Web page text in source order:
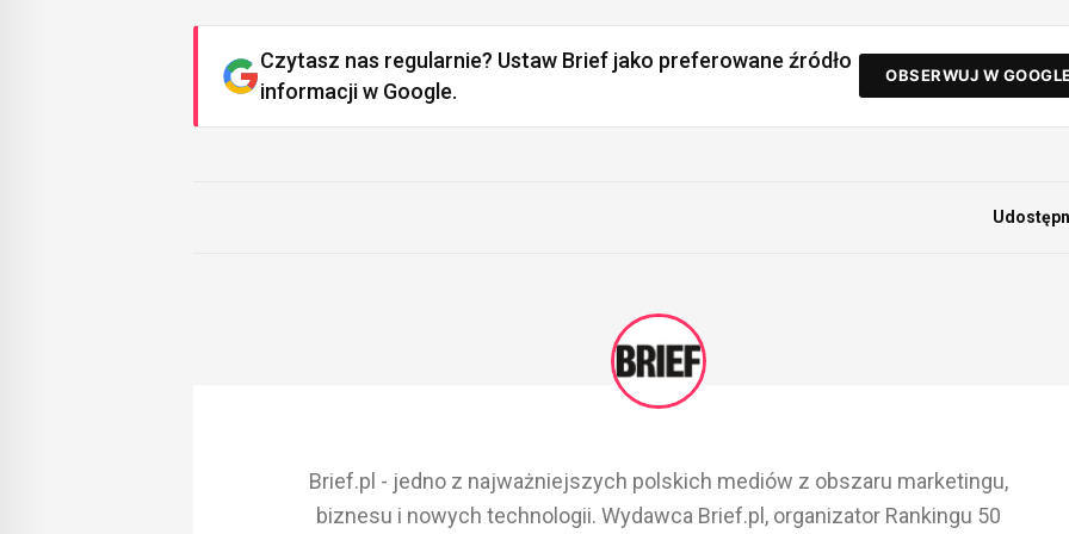
Czytasz nas regularnie? Ustaw Brief jako preferowane źródło
informacji w Google.
OBSERWUJ W
Brief.pl - jedno z najważniejszych polskich mediów z obszaru marketingu,
biznesu i nowych technologii. Wydawca Brief.pl, organizator Rankingu 50